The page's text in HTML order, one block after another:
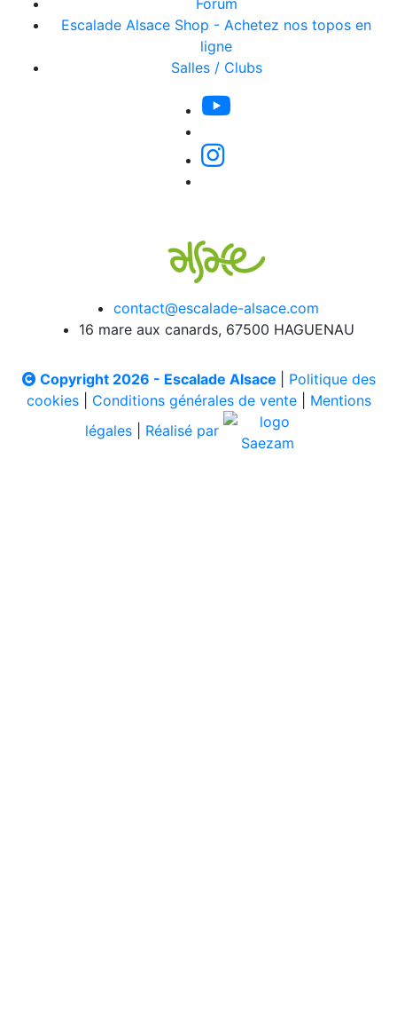
Forum
Escalade Alsace Shop - Achetez nos topos en
ligne
Salles / Clubs
contact@escalade-alsace.com
16 mare aux canards, 67500 HAGUENAU
Copyright 2026 - Escalade Alsace
Politique des
cookies| Conditions générales de vente| Mentions
légales
Réalisé par